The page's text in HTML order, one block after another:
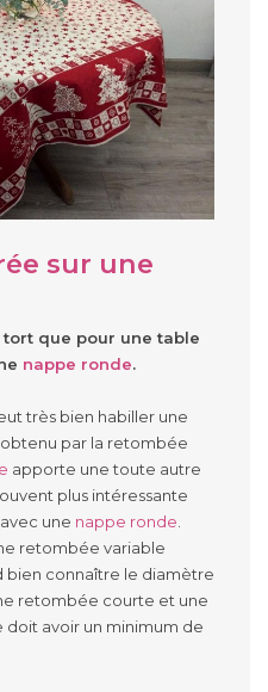
sur une
que pour une table
nappe ronde.
très bien habiller une
par la retombée
apporte une toute autre
plus intéressante
une nappe ronde
retombée variable
bien connaître le diamètre
retombée courte et une
doit avoir un minimum de